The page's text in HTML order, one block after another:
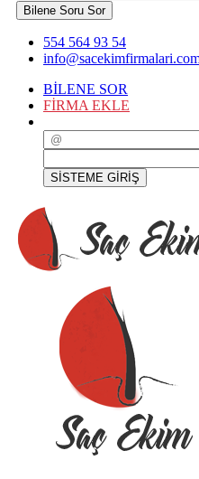
Bilene Soru Sor
554 564 93 54
BİLENE SOR
FİRMA EKLE
SİSTEME GİRİŞ